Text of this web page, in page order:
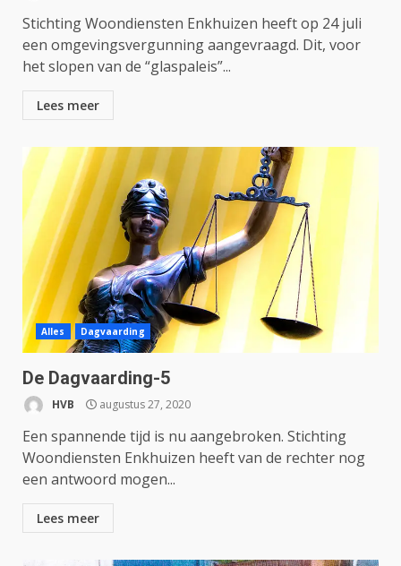
Stichting Woondiensten Enkhuizen heeft op 24 juli
een omgevingsvergunning aangevraagd. Dit, voor
het slopen van de “glaspaleis”...
Lees meer
Alles Dagvaarding
De Dagvaarding-5
HVB augustus 27, 2020
Een spannende tijd is nu aangebroken. Stichting
Woondiensten Enkhuizen heeft van de rechter nog
een antwoord mogen...
Lees meer